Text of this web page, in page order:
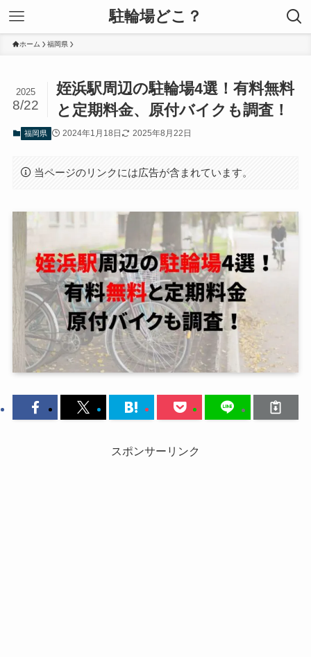
駐輪場どこ？
ホーム 福岡県
姪浜駅周辺の駐輪場4選！有料無料
と定期料金、原付バイクも調査！
2025
8/22
福岡県 2024年1月18日 2025年8月22日
当ページのリンクには広告が含まれています。
スポンサーリンク